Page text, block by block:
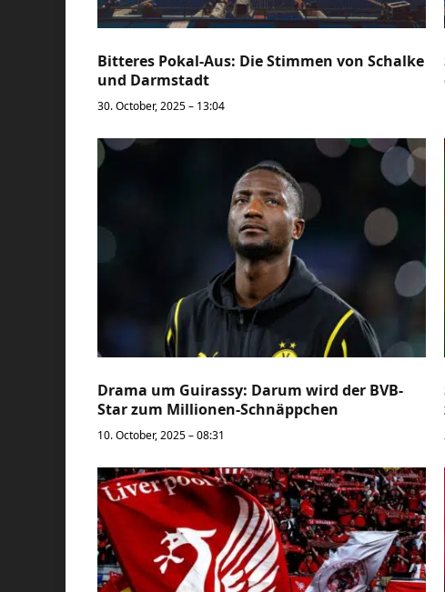
Bitteres Pokal-Aus: Die Stimmen von Schalke
und Darmstadt
30. October, 2025 – 13:04
Drama um Guirassy: Darum wird der BVB-
Star zum Millionen-Schnäppchen
10. October, 2025 – 08:31